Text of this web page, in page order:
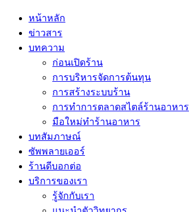
หน้าหลัก
ข่าวสาร
บทความ
ก่อนเปิดร้าน
การบริหารจัดการต้นทุน
การสร้างระบบร้าน
การทำการตลาดสไตล์ร้านอาหาร
มือใหม่ทำร้านอาหาร
บทสัมภาษณ์
ซัพพลายเออร์
ร้านดีบอกต่อ
บริการของเรา
รู้จักกับเรา